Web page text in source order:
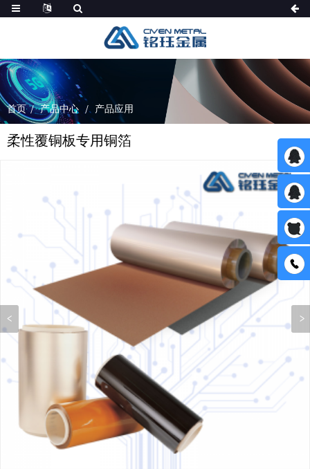
首页 产品中心 产品应用
柔性覆铜板专用铜箔